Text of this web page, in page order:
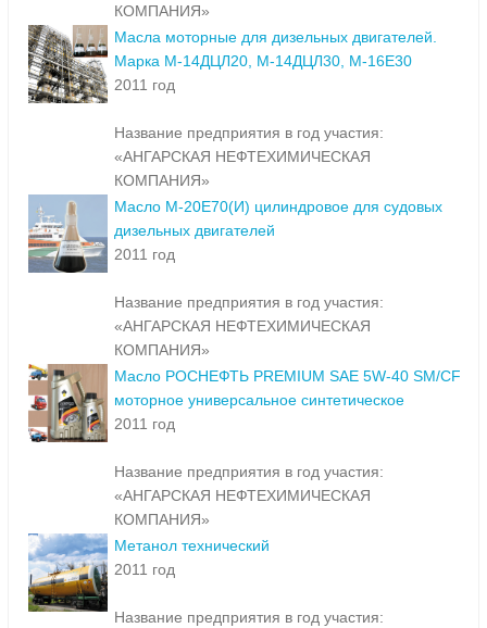
КОМПАНИЯ»
Масла моторные для дизельных двигателей.
Марка М-14ДЦЛ20, М-14ДЦЛ30, М-16Е30
2011 год
Название предприятия в год участия:
«АНГАРСКАЯ НЕФТЕХИМИЧЕСКАЯ
КОМПАНИЯ»
Масло М-20Е70(И) цилиндровое для судовых
дизельных двигателей
2011 год
Название предприятия в год участия:
«АНГАРСКАЯ НЕФТЕХИМИЧЕСКАЯ
КОМПАНИЯ»
Масло РОСНЕФТЬ PREMIUM SAE 5W-40 SM/CF
моторное универсальное синтетическое
2011 год
Название предприятия в год участия:
«АНГАРСКАЯ НЕФТЕХИМИЧЕСКАЯ
КОМПАНИЯ»
Метанол технический
2011 год
Название предприятия в год участия: